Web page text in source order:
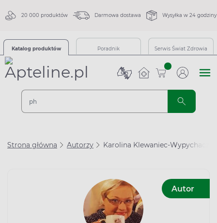
20 000 produktów Darmowa dostawa Wysyłka w 24 godziny
Katalog produktów Poradnik Serwis Świat Zdrowia
sztuk
Strona główna Autorzy Karolina Klewaniec-Wypychacz
Autor